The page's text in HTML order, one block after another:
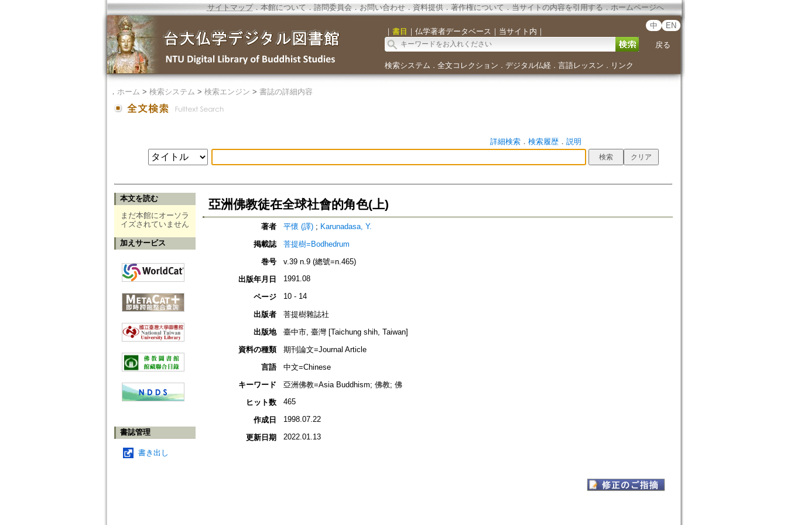
サイトマップ．本館について ． 諮問委員会． お問い合わせ． 資料提供． 著作権について．当サイトの内容を引用する ． ホームページへ
｜ 書目 ｜ 仏学著者データベース ｜ 当サイト内 ｜
中 EN
戻る
検索システム ． 全文コレクション ． デジタル仏経． 言語レッスン ． リンク
． ホーム > 検索システム > 検索エンジン > 書誌の詳細内容
詳細検索． 検索履歴． 説明
本文を読む
まだ本館にオーソラ
イズされていません
加えサービス
書誌管理
書き出し
亞洲佛教徒在全球社會的角色(上)
著者 平懷 (譯); Karunadasa, Y.
掲載誌
菩提樹=Bodhedrum
巻号
v.39 n.9 (總號=n.465)
出版年月日
1991.08
ページ 10 - 14
出版者
菩提樹雜誌社
出版地
臺中市, 臺灣 [Taichung shih, Taiwan]
資料の種類
期刊論文=Journal Article
言語
中文=Chinese
キーワード
亞洲佛教=Asia Buddhism; 佛教; 佛
ヒット数
465
作成日 1998.07.22
更新日期 2022.01.13